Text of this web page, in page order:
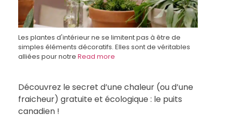
Les plantes d'intérieur ne se limitent pas à être de
simples éléments décoratifs. Elles sont de véritables
alliées pour notre Read more
Découvrez le secret d’une chaleur (ou d’une
fraicheur) gratuite et écologique : le puits
canadien !